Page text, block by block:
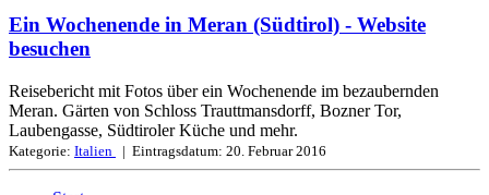
Ein Wochenende in Meran (Südtirol) - Website
besuchen
Reisebericht mit Fotos über ein Wochenende im bezaubernden
Meran. Gärten von Schloss Trauttmansdorff, Bozner Tor,
Laubengasse, Südtiroler Küche und mehr.
Kategorie: Italien | Eintragsdatum: 20. Februar 2016